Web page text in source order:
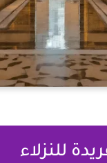
للنزلاء